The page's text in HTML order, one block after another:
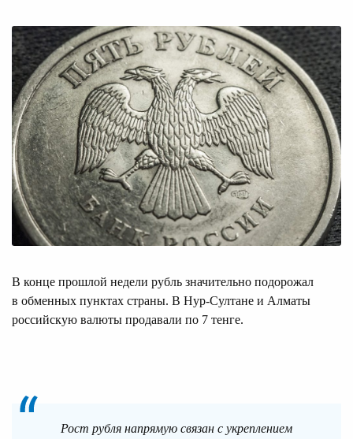
В конце прошлой недели рубль значительно подорожал
в обменных пунктах страны. В Нур-Султане и Алматы
российскую валюты продавали по 7 тенге.
Рост рубля напрямую связан с укреплением